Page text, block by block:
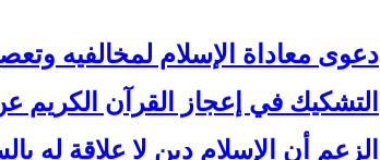
التشكيك في إعجاز القرآن الكريم عن
الزعم أن الإسلام دين لا علاقة له